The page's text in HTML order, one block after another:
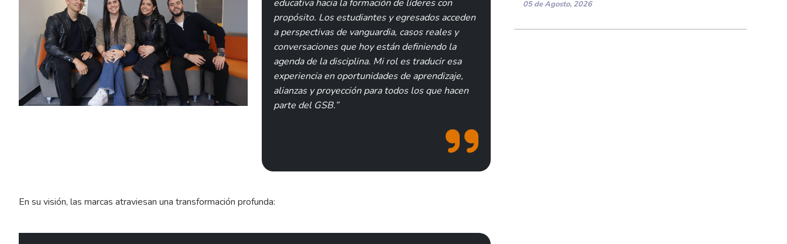
educativa hacia la formación de líderes con
propósito. Los estudiantes y egresados acceden
a perspectivas de vanguardia, casos reales y
conversaciones que hoy están definiendo la
agenda de la disciplina. Mi rol es traducir esa
experiencia en oportunidades de aprendizaje,
alianzas y proyección para todos los que hacen
parte del GSB.”
En su visión, las marcas atraviesan una transformación profunda:
05 de Agosto, 2026